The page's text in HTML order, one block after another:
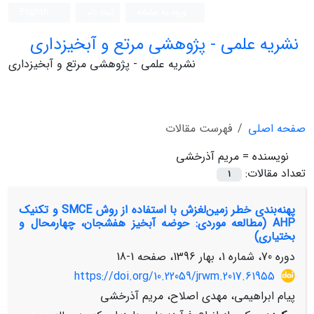
نشریه علمی - پژوهشی مرتع و آبخیزداری
نشریه علمی - پژوهشی مرتع و آبخیزداری
صفحه اصلی
فهرست مقالات
نویسنده = مریم آذرخشی
تعداد مقالات:
1
پهنه‌بندی خطر زمین‌لغزش با استفاده از روش SMCE و تکنیک
AHP (مطالعه موردی: حوضه آبخیز هفشجان، چهارمحال و
بختیاری)
دوره 70، شماره 1، بهار 1396، صفحه
1-18
https://doi.org/10.22059/jrwm.2017.61955
پیام ابراهیمی، مهدی اصلاح، مریم آذرخشی